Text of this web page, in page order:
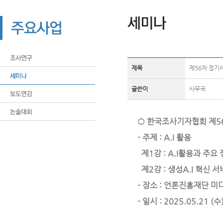
제목 제56차 정기
글쓴이 사무국
○ 한국조사기자협회 제
- 주제 : A.I 활용
제1강 : A.I활용과 주요
제2강 : 생성A.I 혁신 서
- 장소 : 언론진흥재단 미
- 일시 : 2025.05.21 (